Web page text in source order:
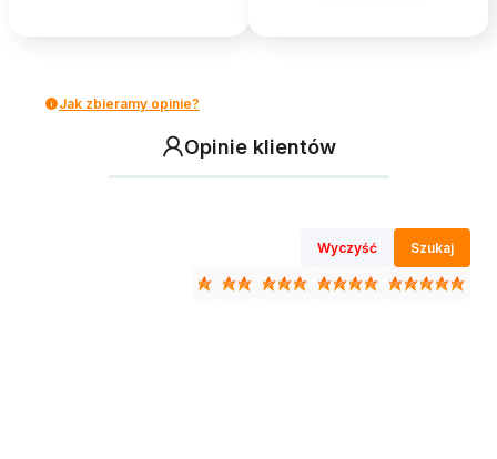
Jak zbieramy opinie?
Opinie klientów
Wyczyść Szukaj